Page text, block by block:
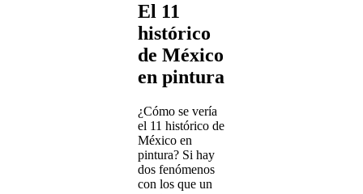
El 11
histórico
de México
en pintura
¿Cómo se vería
el 11 histórico de
México en
pintura? Si hay
dos fenómenos
con los que un